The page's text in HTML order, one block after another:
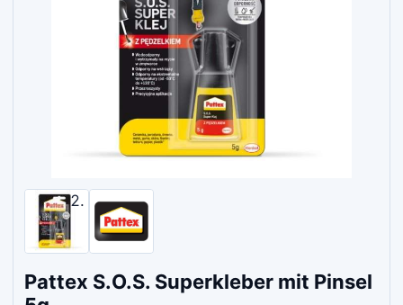
Pattex S.O.S. Superkleber mit Pinsel